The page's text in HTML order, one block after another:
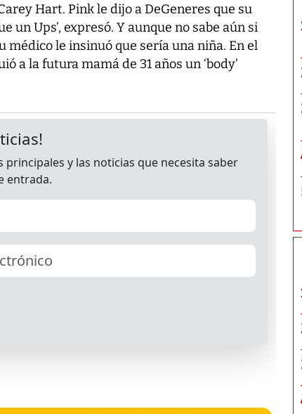
Hart. Pink le dijo a DeGeneres que su
un Ups’, expresó. Y aunque no sabe aún si
médico le insinuó que sería una niña. En el
a la futura mamá de 31 años un ‘body’